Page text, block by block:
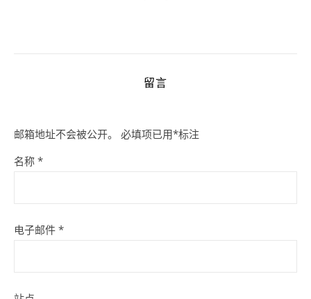
留言
邮箱地址不会被公开。 必填项已用*标注
名称 *
电子邮件 *